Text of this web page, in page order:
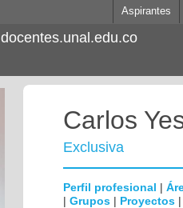
Aspirantes
docentes.unal.edu.co
Carlos
Exclusiva
Perfil profesional |
| Grupos | Proyectos